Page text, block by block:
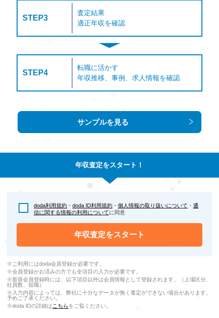
STEP3
査定結果
適正年収を確認
STEP4
転職に活かす
年収推移、事例、求人情報を確認
サンプルを見る
年収査定をスタート！
doda利用規約 ・ doda ID利用規約 ・ 個人情報の取り扱いについて ・ 通
信に関する情報の利用についてに同意
年収査定をスタート
※ご利用にはdoda会員登録が必要です。
※会員登録がお済みの方でも全項目の入力が必要です。
※新規会員登録時には、以下項目以外は会員情報として登録されます。（上場区分、
社員数、役職）
※入力内容によっては、弊社に十分なデータが無く査定ができない場合があります。
予めご了承ください。
※doda IDの詳細は こちらをご覧ください。